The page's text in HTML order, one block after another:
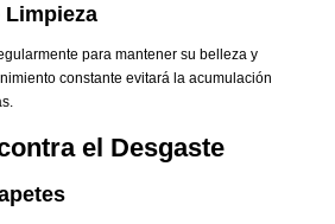
Limpieza
para mantener su belleza y
constante evitará la acumulación
el Desgaste